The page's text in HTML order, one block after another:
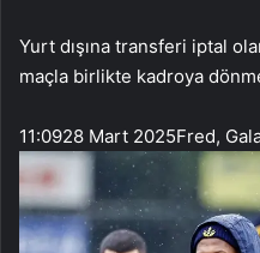
Yurt dışına transferi iptal
maçla birlikte kadroya
11:0928 Mart 2025Fred,